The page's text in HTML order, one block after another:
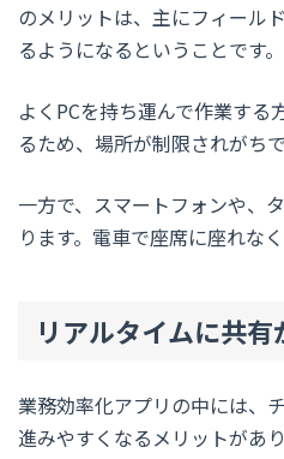
のメリットは、主にフィール
るようになるということです。
よくPCを持ち運んで作業す
るため、場所が制限されがちで
一方で、スマートフォンや、
ります。電車で座席に座れな
リアルタイムに共有
業務効率化アプリの中には、
進みやすくなるメリットがあ